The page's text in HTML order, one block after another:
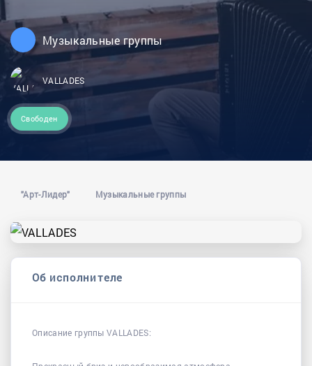
Музыкальные группы
VALLADES
Свободен
"Арт-Лидер" Музыкальные группы
Об исполнителе
Описание группы VALLADES: